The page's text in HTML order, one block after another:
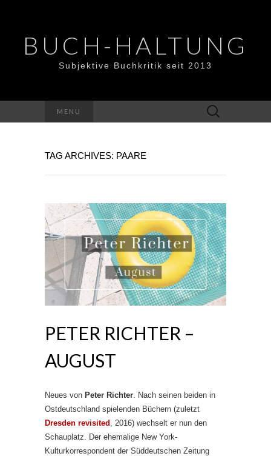
BUCH-HALTUNG
Subjektive Buchkritik seit 2013
MENU
Suchen
nach:
TAG ARCHIVES: PAARE
PETER RICHTER –
AUGUST
Neues von Peter Richter . Nach seinen beiden in
Ostdeutschland spielenden Büchern (zuletzt
Dresden revisited
, 2016) wechselt er nun den
Schauplatz. Der ehemalige New York-
Kulturkorrespondent der Süddeutschen Zeitung